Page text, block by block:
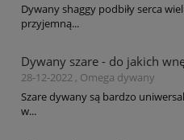
Dywany shaggy podbiły serca
przyjemną...
Dywany szare - do jakich
28-12-2022 , Omega dywany
Szare dywany są bardzo
w...